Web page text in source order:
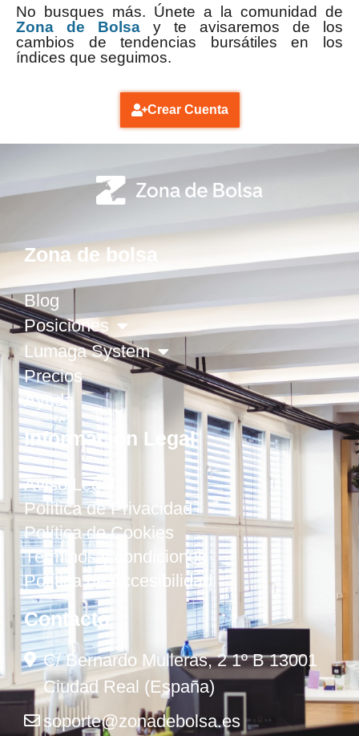
No busques más. Únete a la comunidad de
Zona de Bolsa y te avisaremos de los
cambios de tendencias bursátiles en los
índices que seguimos.
Crear Cuenta
Zona de bolsa
Blog
Posiciones
Lumaga System
Precios
Ayuda
Información Legal
Aviso Legal
Política de Privacidad
Política de Cookies
Términos y condiciones
Política de Accesibilidad
Contacto
C/ Bernardo Mulleras, 2 1º B 13001
Ciudad Real (España)
soporte@zonadebolsa.es